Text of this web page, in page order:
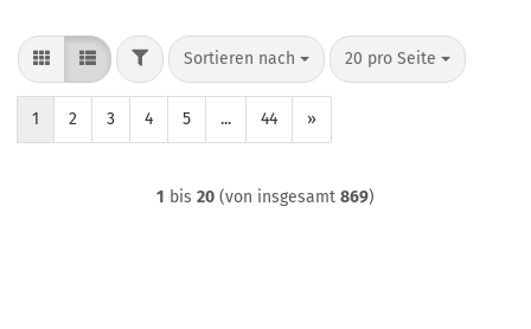
FILTERSortieren nach
Sortieren nach 20 pro Seite
pro Seite
1 2 3 4 5 ... 44 »
1 bis 20 (von insgesamt 869)